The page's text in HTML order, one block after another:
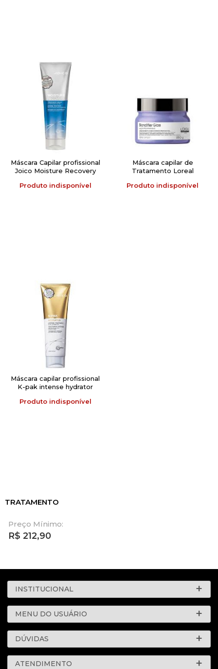
Máscara Capilar profissional
Joico Moisture Recovery
Balm 250 ml
Produto indisponível
Máscara capilar de
Tratamento Loreal
Serieexpert Blondifier
Produto indisponível
Máscara capilar profissional
K-pak intense hydrator
Produto indisponível
TRATAMENTO
Preço Mínimo:
R$ 212,90
INSTITUCIONAL
MENU DO USUÁRIO
DÚVIDAS
ATENDIMENTO